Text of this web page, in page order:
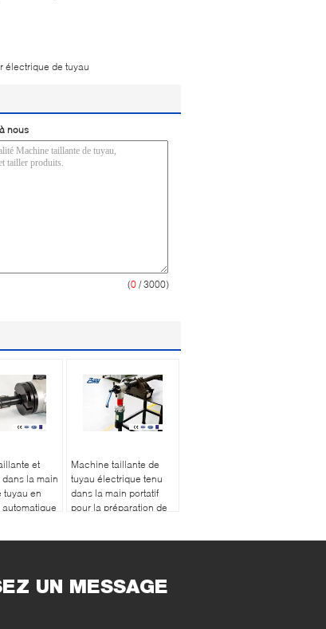
électrique de tuyau
nous
(0 / 3000)
et
la main
tuyau en
Machine taillante de
tuyau électrique tenu
dans la main portatif
pour la préparation de
UN MESSAGE